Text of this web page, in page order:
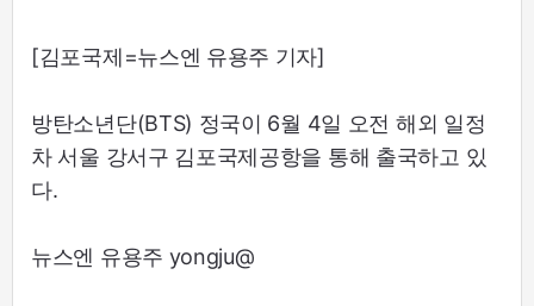
[김포국제=뉴스엔 유용주 기자]
방탄소년단(BTS) 정국이 6월 4일 오전 해외 일정
차 서울 강서구 김포국제공항을 통해 출국하고 있
다.
뉴스엔 유용주 yongju@